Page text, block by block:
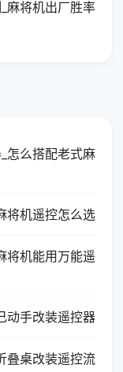
麻将机出厂胜率
怎么搭配老式麻
将机遥控怎么选
将机能用万能遥
动手改装遥控器
叠桌改装遥控流